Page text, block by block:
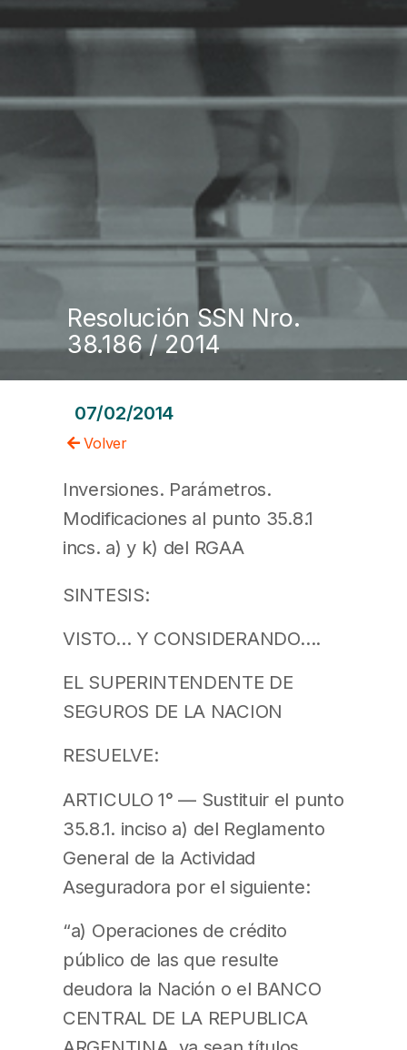
Resolución SSN Nro.
38.186 / 2014
07/02/2014
Volver
Inversiones. Parámetros.
Modificaciones al punto 35.8.1
incs. a) y k) del RGAA
SINTESIS:
VISTO… Y CONSIDERANDO….
EL SUPERINTENDENTE DE
SEGUROS DE LA NACION
RESUELVE:
ARTICULO 1° — Sustituir el punto
35.8.1. inciso a) del Reglamento
General de la Actividad
Aseguradora por el siguiente:
“a) Operaciones de crédito
público de las que resulte
deudora la Nación o el BANCO
CENTRAL DE LA REPUBLICA